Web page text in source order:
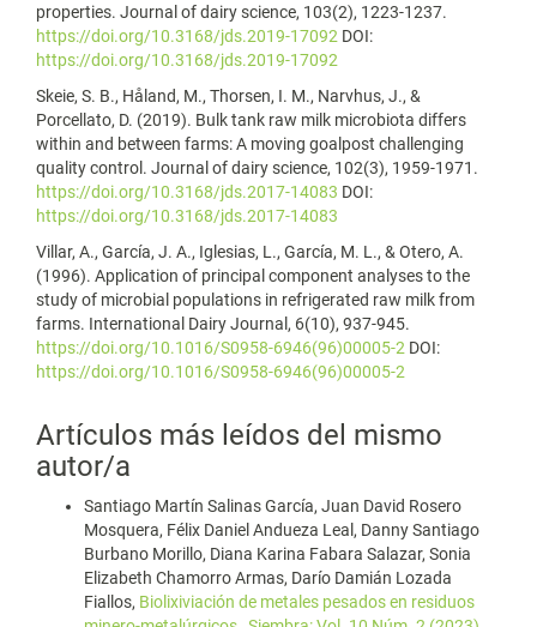
properties. Journal of dairy science, 103(2), 1223-1237.
https://doi.org/10.3168/jds.2019-17092 DOI:
https://doi.org/10.3168/jds.2019-17092
Skeie, S. B., Håland, M., Thorsen, I. M., Narvhus, J., &
Porcellato, D. (2019). Bulk tank raw milk microbiota differs
within and between farms: A moving goalpost challenging
quality control. Journal of dairy science, 102(3), 1959-1971.
https://doi.org/10.3168/jds.2017-14083 DOI:
https://doi.org/10.3168/jds.2017-14083
Villar, A., García, J. A., Iglesias, L., García, M. L., & Otero, A.
(1996). Application of principal component analyses to the
study of microbial populations in refrigerated raw milk from
farms. International Dairy Journal, 6(10), 937-945.
https://doi.org/10.1016/S0958-6946(96)00005-2 DOI:
https://doi.org/10.1016/S0958-6946(96)00005-2
Artículos más leídos del mismo
autor/a
Santiago Martín Salinas García, Juan David Rosero
Mosquera, Félix Daniel Andueza Leal, Danny Santiago
Burbano Morillo, Diana Karina Fabara Salazar, Sonia
Elizabeth Chamorro Armas, Darío Damián Lozada
Fiallos, Biolixiviación de metales pesados en residuos